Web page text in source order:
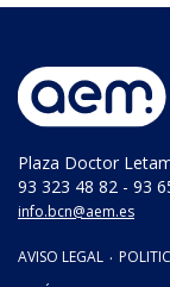
Plaza Doctor
93 323 48 82 - 93
info.bcn@aem.es
AVISO LEGAL ·